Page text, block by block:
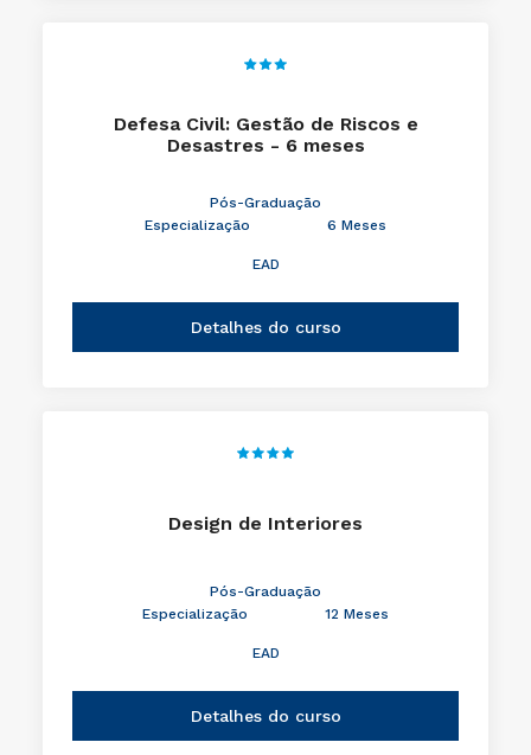
Defesa Civil: Gestão de Riscos e
Desastres - 6 meses
Pós-Graduação
Especialização
6 Meses
EAD
Detalhes do curso
Design de Interiores
Pós-Graduação
Especialização
12 Meses
EAD
Detalhes do curso